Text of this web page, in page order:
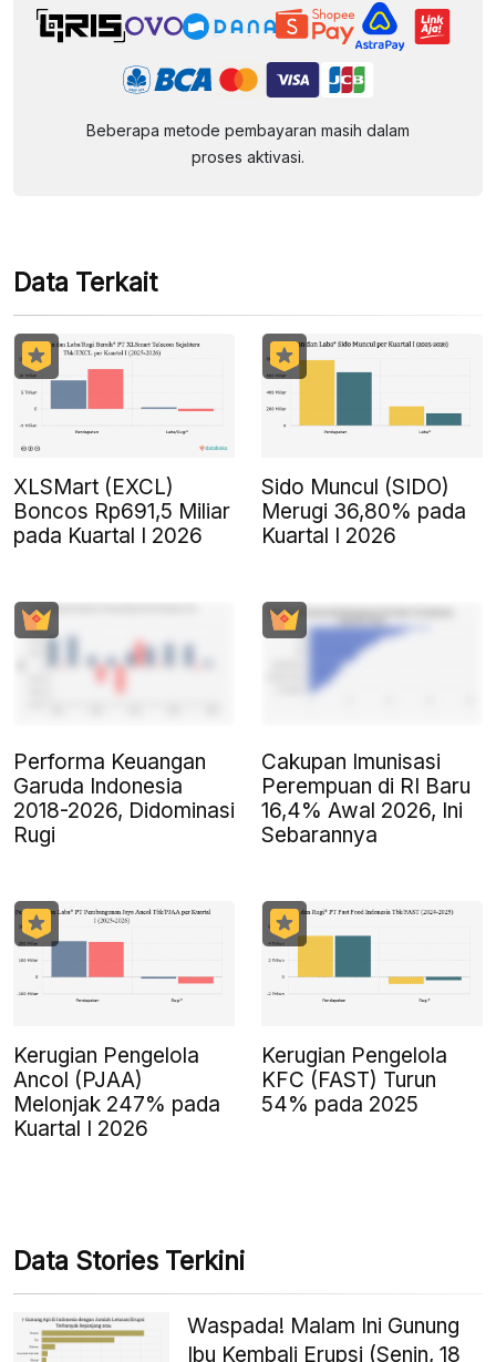
Beberapa metode pembayaran masih dalam
proses aktivasi.
Data Terkait
XLSMart (EXCL)
Boncos Rp691,5 Miliar
pada Kuartal I 2026
Sido Muncul (SIDO)
Merugi 36,80% pada
Kuartal I 2026
Performa Keuangan
Garuda Indonesia
2018-2026, Didominasi
Rugi
Cakupan Imunisasi
Perempuan di RI Baru
16,4% Awal 2026, Ini
Sebarannya
Kerugian Pengelola
Ancol (PJAA)
Melonjak 247% pada
Kuartal I 2026
Kerugian Pengelola
KFC (FAST) Turun
54% pada 2025
Data Stories Terkini
Waspada! Malam Ini Gunung
Ibu Kembali Erupsi (Senin, 18